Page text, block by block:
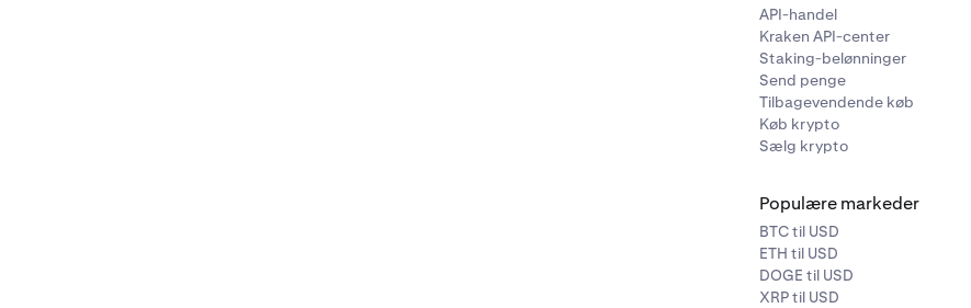
Du vil derefter blive dirigeret til at tilknytte din bankkonto via Plaid. Følg
API-handel
Kraken API-center
Staking-belønninger
Send penge
Tilbagevendende køb
Køb krypto
Sælg krypto
Populære markeder
BTC til USD
ETH til USD
DOGE til USD
XRP til USD